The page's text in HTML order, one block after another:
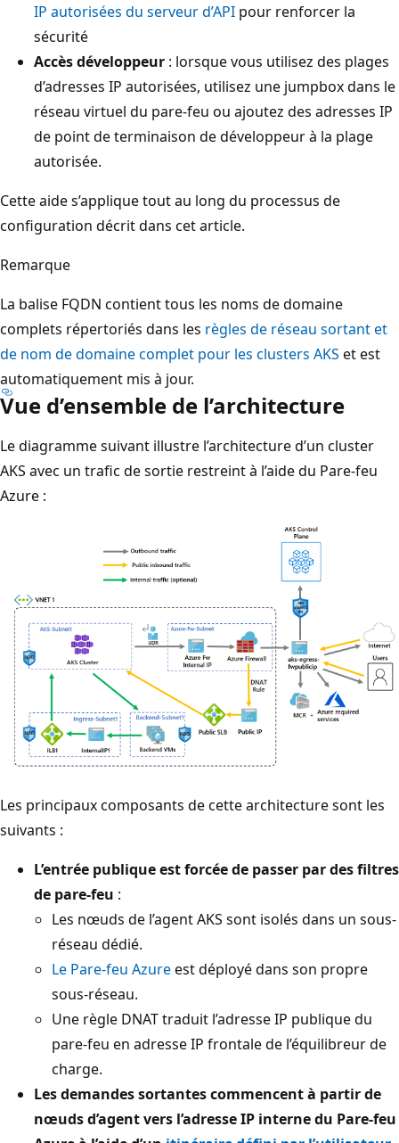
IP autorisées du serveur d’API pour renforcer la
sécurité
Accès développeur : lorsque vous utilisez des plages
d’adresses IP autorisées, utilisez une jumpbox dans le
réseau virtuel du pare-feu ou ajoutez des adresses IP
de point de terminaison de développeur à la plage
autorisée.
Cette aide s’applique tout au long du processus de
configuration décrit dans cet article.
Remarque
La balise FQDN contient tous les noms de domaine
complets répertoriés dans les règles de réseau sortant et
de nom de domaine complet pour les clusters AKS et est
automatiquement mis à jour.
Vue d’ensemble de l’architecture
Le diagramme suivant illustre l’architecture d’un cluster
AKS avec un trafic de sortie restreint à l’aide du Pare-feu
Azure :
Les principaux composants de cette architecture sont les
suivants :
L’entrée publique est forcée de passer par des filtres
de pare-feu :
Les nœuds de l’agent AKS sont isolés dans un sous-
réseau dédié.
Le Pare-feu Azureest déployé dans son propre
sous-réseau.
Une règle DNAT traduit l’adresse IP publique du
pare-feu en adresse IP frontale de l’équilibreur de
charge.
Les demandes sortantes commencent à partir de
nœuds d’agent vers l’adresse IP interne du Pare-feu